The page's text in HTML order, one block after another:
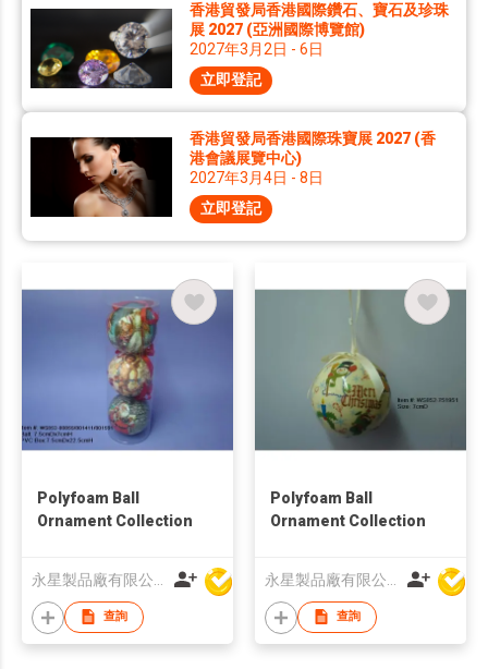
香港貿發局香港國際鑽石、寶石及珍珠
展 2027 (亞洲國際博覽館)
2027年3月2日 - 6日
立即登記
香港貿發局香港國際珠寶展 2027 (香
港會議展覽中心)
2027年3月4日 - 8日
立即登記
Polyfoam Ball
Ornament Collection
查詢
Polyfoam Ball
Ornament Collection
查詢